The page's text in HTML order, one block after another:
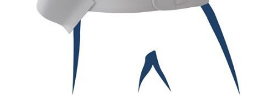
Оформление заказа
Подтверждение заказа